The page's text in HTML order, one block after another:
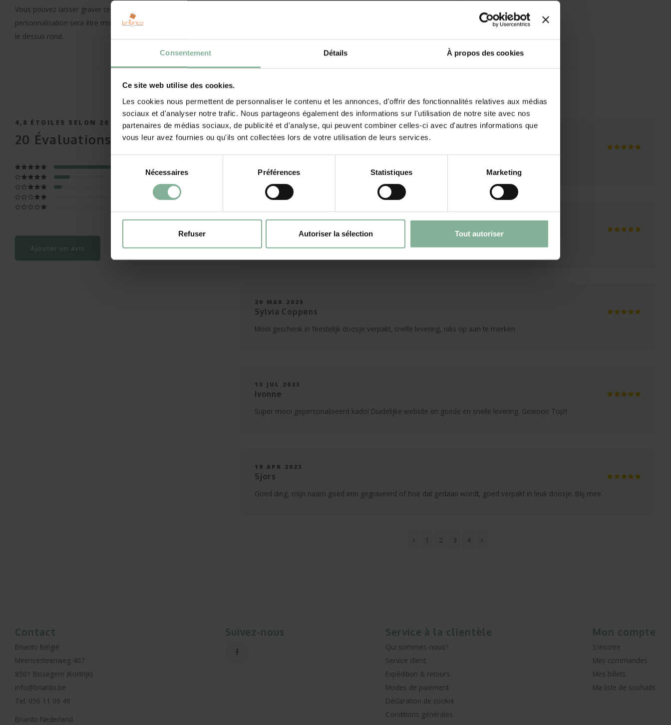
Consentement Détails À propos des cookies
Ce site web utilise des cookies.
Les cookies nous permettent de personnaliser le contenu et les annonces, d'offrir des fonctionnalités relatives aux médias
sociaux et d'analyser notre trafic. Nous partageons également des informations sur l'utilisation de notre site avec nos
partenaires de médias sociaux, de publicité et d'analyse, qui peuvent combiner celles-ci avec d'autres informations que
vous leur avez fournies ou qu'ils ont collectées lors de votre utilisation de leurs services.
consentement
Nécessaires Préférences Statistiques Marketing
Refuser Autoriser la sélection Tout autoriser
Vous pouvez laisser graver ce presse papier avec votre propre texte et/ou une figure. Votre
personnalisation sera être mis sur le fond plat, par laquelle votre message sera être bien transmis sur
le dessus rond.
4,8 ÉTOILES SELON 20 AVIS
20 Évaluations
Ajouter un avis
23 NOV 2025
16 MAY 2025
Heel erg tevreden over alles! Ik zal iedereen jullie bedrijf aanbevelen
20 MAR 2025
Sylvia Coppens
Mooi geschenk in feestelijk doosje verpakt, snelle levering, niks op aan te merken
13 JUL 2023
Ivonne
Super mooi gepersonaliseerd kado! Duidelijke website en goede en snelle levering. Gewoon Top!!
19 APR 2023
Sjors
Goed ding, mijn naam goed erin gegraveerd of hoe dat gedaan wordt, goed verpakt in leuk doosje. Blij mee.
1 2 3 4
Contact
Brianto België
Meensesteenweg 407
8501 Bissegem (Kortrijk)
info@brianto.be
Tel. 056 11 09 49
Brianto Nederland
Suivez-nous Service à la clientèle
Qui sommes-nous?
Service client
Expédition & retours
Modes de paiement
Déclaration de cookie
Conditions générales
Mon compte
S'inscrire
Mes commandes
Mes billets
Ma liste de souhaits